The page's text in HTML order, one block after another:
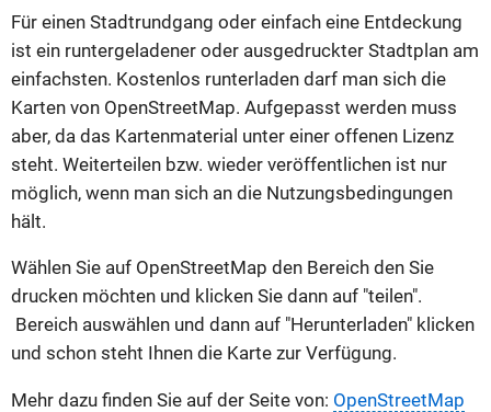
Für einen Stadtrundgang oder einfach eine Entdeckung
ist ein runtergeladener oder ausgedruckter Stadtplan am
einfachsten. Kostenlos runterladen darf man sich die
Karten von OpenStreetMap. Aufgepasst werden muss
aber, da das Kartenmaterial unter einer offenen Lizenz
steht. Weiterteilen bzw. wieder veröffentlichen ist nur
möglich, wenn man sich an die Nutzungsbedingungen
hält.
Wählen Sie auf OpenStreetMap den Bereich den Sie
drucken möchten und klicken Sie dann auf "teilen".
Bereich auswählen und dann auf "Herunterladen" klicken
und schon steht Ihnen die Karte zur Verfügung.
Mehr dazu finden Sie auf der Seite von: OpenStreetMap